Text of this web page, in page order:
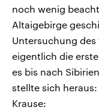
noch wenig
Altaigebirge
Untersuchung
eigentlich die
es bis nach
stellte sich
Krause: